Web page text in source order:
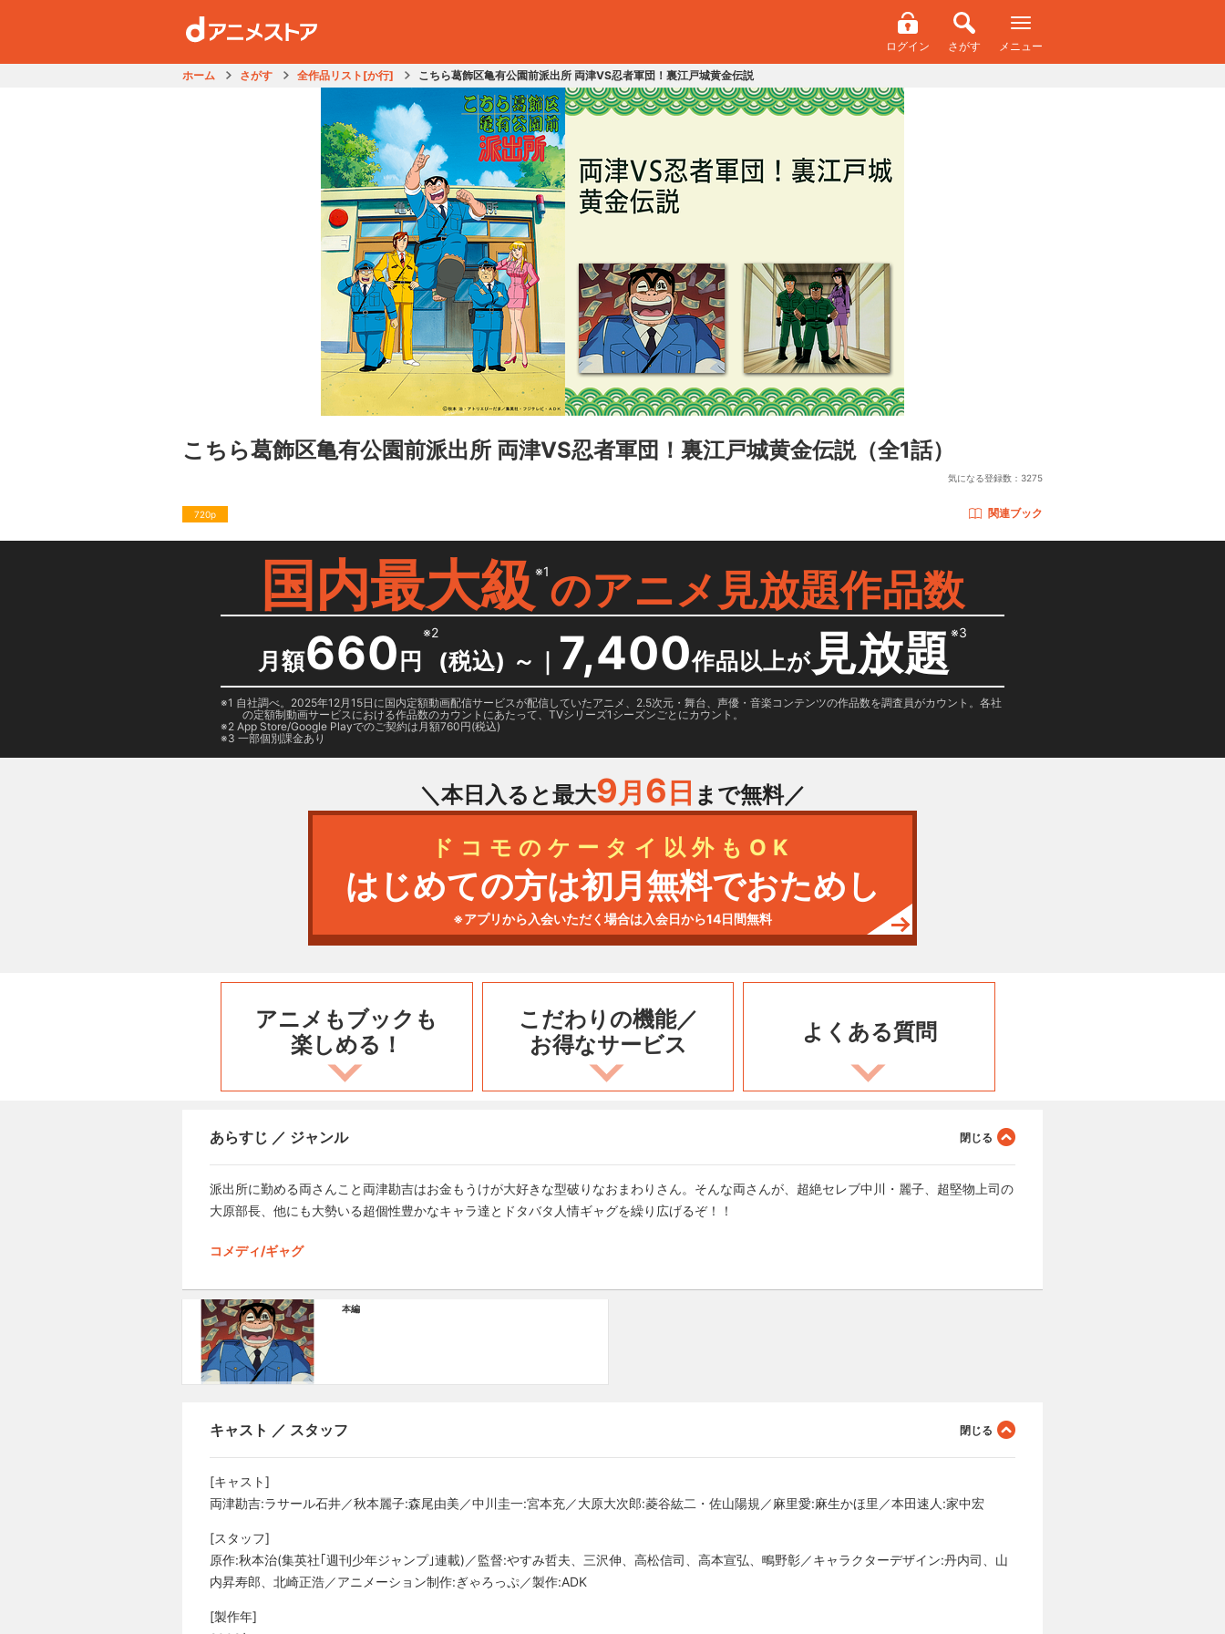
ログイン さがす メニュー
ホーム さがす 全作品リスト[か行] こちら葛飾区亀有公園前派出所 両津VS忍者軍団！裏江戸城黄金伝説
こちら葛飾区亀有公園前派出所 両津VS忍者軍団！裏江戸城黄金伝説（全1話）
気になる登録数： 3275
720p 関連ブック
国内最大級 ※1のアニメ見放題作品数
月額660 円
※2
(税込) ～ ｜ 7,400作品以上が 見放題※3
1 自社調べ。2025年12月15日に国内定額動画配信サービスが配信していたアニメ、2.5次元・舞台、声優・音楽コンテンツの作品数を調査員がカウント。各社
の定額制動画サービスにおける作品数のカウントにあたって、TVシリーズ1シーズンごとにカウント。
2 App Store/Google Playでのご契約は月額760円(税込)
3 一部個別課金あり
＼本日入ると最大9月 6 日 まで無料／
ドコモのケータイ以外もOK
はじめての方は初月無料でおためし
※アプリから入会いただく場合は入会日から14日間無料
アニメもブックも
楽しめる！
こだわりの機能／
お得なサービス
よくある質問
あらすじ ／ ジャンル
派出所に勤める両さんこと両津勘吉はお金もうけが大好きな型破りなおまわりさん。そんな両さんが、超絶セレブ中川・麗子、超堅物上司の
大原部長、他にも大勢いる超個性豊かなキャラ達とドタバタ人情ギャグを繰り広げるぞ！！
コメディ/ギャグ
本編
キャスト ／ スタッフ
[キャスト]
両津勘吉:ラサール石井／秋本麗子:森尾由美／中川圭一:宮本充／大原大次郎:菱谷紘二・佐山陽規／麻里愛:麻生かほ里／本田速人:家中宏
[スタッフ]
原作:秋本治(集英社｢週刊少年ジャンプ｣連載)／監督:やすみ哲夫、三沢伸、高松信司、高本宣弘、鴫野彰／キャラクターデザイン:丹内司、山
内昇寿郎、北崎正浩／アニメーション制作:ぎゃろっぷ／製作:ADK
[製作年]